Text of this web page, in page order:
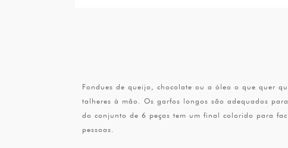
Fondues de queijo, chocolate ou a óleo o que quer
talheres à mão. Os garfos longos são adequados
do conjunto de 6 peças tem um final colorido para
pessoas.